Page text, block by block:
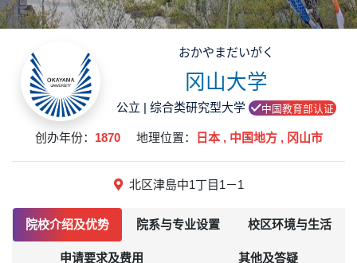
おかやまだいがく
冈山大学
公立 | 综合类研究型大学 中国教育部认证
创办年份： 1870 地理位置： 日本 , 中国地方 , 冈山市
北区津島中1丁目1－1
院校介绍及优势 院系与专业设置 校区环境与生活
申请要求及费用 其他及答疑